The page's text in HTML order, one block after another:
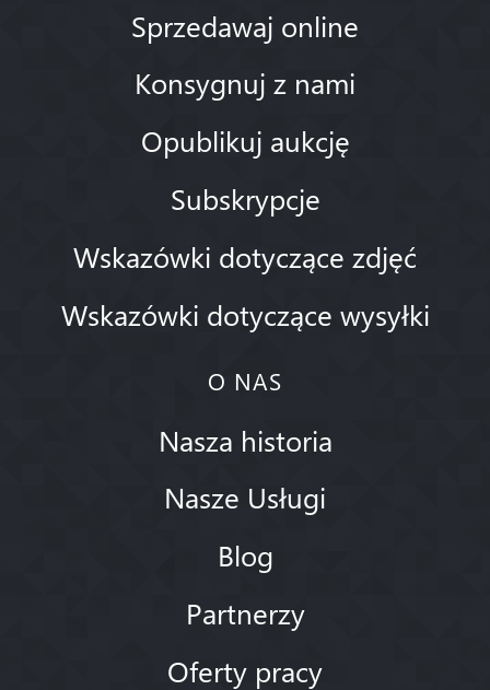
Sprzedawaj online
Konsygnuj z nami
Opublikuj aukcję
Subskrypcje
Wskazówki dotyczące zdjęć
Wskazówki dotyczące wysyłki
O NAS
Nasza historia
Nasze Usługi
Blog
Partnerzy
Oferty pracy